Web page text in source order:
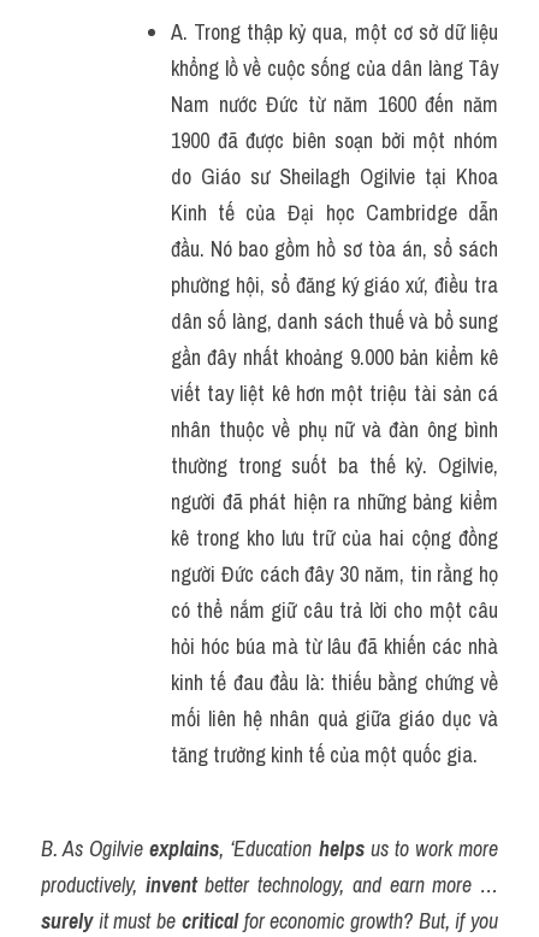
A. Trong thập kỷ qua, một cơ sở dữ liệu
khổng lồ về cuộc sống của dân làng Tây
Nam nước Đức từ năm 1600 đến năm
1900 đã được biên soạn bởi một nhóm
do Giáo sư Sheilagh Ogilvie tại Khoa
Kinh tế của Đại học Cambridge dẫn
đầu. Nó bao gồm hồ sơ tòa án, sổ sách
phường hội, sổ đăng ký giáo xứ, điều tra
dân số làng, danh sách thuế và bổ sung
gần đây nhất khoảng 9.000 bản kiểm kê
viết tay liệt kê hơn một triệu tài sản cá
nhân thuộc về phụ nữ và đàn ông bình
thường trong suốt ba thế kỷ. Ogilvie,
người đã phát hiện ra những bảng kiểm
kê trong kho lưu trữ của hai cộng đồng
người Đức cách đây 30 năm, tin rằng họ
có thể nắm giữ câu trả lời cho một câu
hỏi hóc búa mà từ lâu đã khiến các nhà
kinh tế đau đầu là: thiếu bằng chứng về
mối liên hệ nhân quả giữa giáo dục và
tăng trưởng kinh tế của một quốc gia.
B. As Ogilvie explains, ‘Education helps us to work more
productively, invent
surely it must be critical for economic growth? But, if you